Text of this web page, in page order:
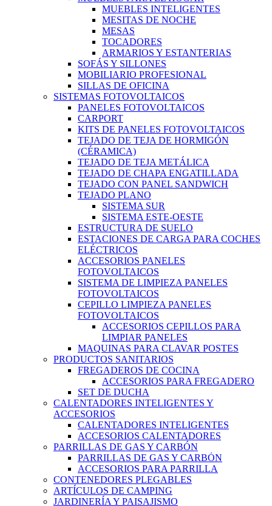
MUEBLES INTELIGENTES
MESITAS DE NOCHE
MESAS
TOCADORES
ARMARIOS Y ESTANTERIAS
SOFÁS Y SILLONES
MOBILIARIO PROFESIONAL
SILLAS DE OFICINA
SISTEMAS FOTOVOLTAICOS
PANELES FOTOVOLTAICOS
CARPORT
KITS DE PANELES FOTOVOLTAICOS
TEJADO DE TEJA DE HORMIGÓN
(CÉRAMICA)
TEJADO DE TEJA METÁLICA
TEJADO DE CHAPA ENGATILLADA
TEJADO CON PANEL SANDWICH
TEJADO PLANO
SISTEMA SUR
SISTEMA ESTE-OESTE
ESTRUCTURA DE SUELO
ESTACIONES DE CARGA PARA COCHES
ELÉCTRICOS
ACCESORIOS PANELES
FOTOVOLTAICOS
SISTEMA DE LIMPIEZA PANELES
FOTOVOLTAICOS
CEPILLO LIMPIEZA PANELES
FOTOVOLTAICOS
ACCESORIOS CEPILLOS PARA
LIMPIAR PANELES
MAQUINAS PARA CLAVAR POSTES
PRODUCTOS SANITARIOS
FREGADEROS DE COCINA
ACCESORIOS PARA FREGADERO
SET DE DUCHA
CALENTADORES INTELIGENTES Y
ACCESORIOS
CALENTADORES INTELIGENTES
ACCESORIOS CALENTADORES
PARRILLAS DE GAS Y CARBÓN
PARRILLAS DE GAS Y CARBÓN
ACCESORIOS PARA PARRILLA
CONTENEDORES PLEGABLES
ARTÍCULOS DE CAMPING
JARDINERÍA Y PAISAJISMO